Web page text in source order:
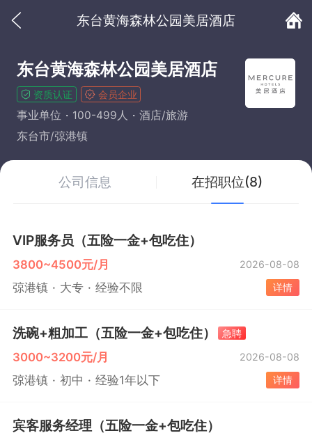
东台黄海森林公园美居酒店
东台黄海森林公园美居酒店
资质认证 会员企业
事业单位 100-499人
酒店/旅游
东台市/弶港镇
公司信息 在招职位(8)
VIP服务员（五险一金+包吃住）
3800~4500元/月 2026-08-08
弶港镇 大专 经验不限 详情
洗碗+粗加工（五险一金+包吃住） 急聘
3000~3200元/月 2026-08-08
弶港镇 初中 经验1年以下 详情
宾客服务经理（五险一金+包吃住）